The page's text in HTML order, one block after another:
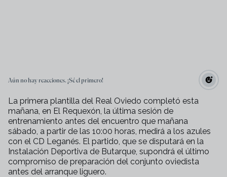
Aún no hay reacciones. ¡Sé el primero!
La primera plantilla del Real Oviedo completó esta
mañana, en El Requexón, la última sesión de
entrenamiento antes del encuentro que mañana
sábado, a partir de las 10:00 horas, medirá a los azules
con el CD Leganés. El partido, que se disputará en la
Instalación Deportiva de Butarque, supondrá el último
compromiso de preparación del conjunto oviedista
antes del arranque liguero.